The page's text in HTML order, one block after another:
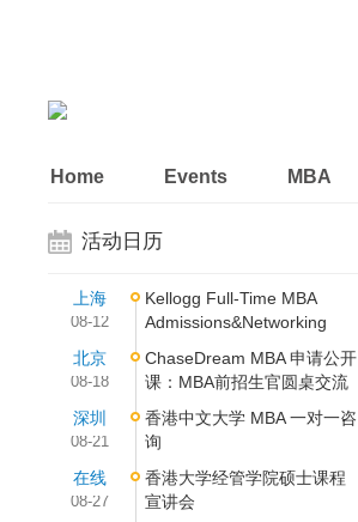
Home Events MBA
活动日历
上海
08-12
Kellogg Full-Time MBA
Admissions&Networking
北京
08-18
ChaseDream MBA 申请公开
课：MBA前招生官圆桌交流
深圳
08-21
香港中文大学 MBA 一对一咨
询
在线
08-27
香港大学经管学院硕士课程
宣讲会